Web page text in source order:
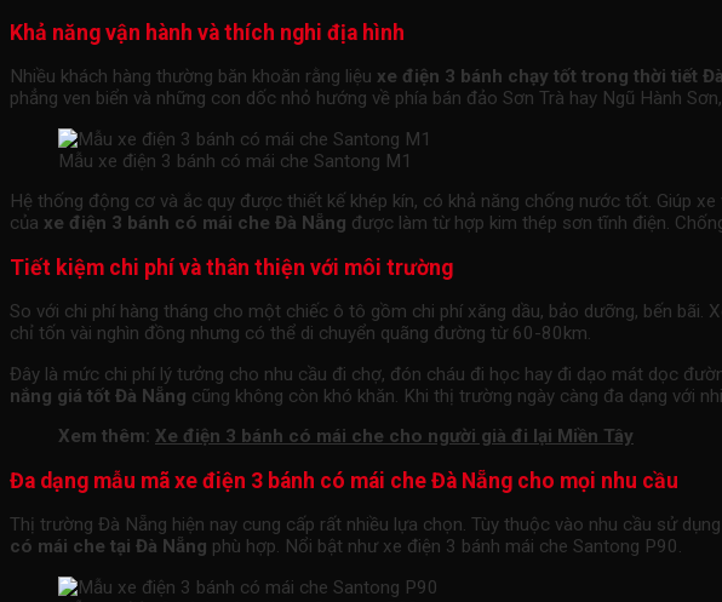
Khả năng vận hành và thích nghi địa hình
Nhiều khách hàng thường băn khoăn rằng liệu xe điện 3 bánh chạy tốt trong thời tiết
phẳng ven biển và những con dốc nhỏ hướng về phía bán đảo Sơn Trà hay Ngũ Hành
Mẫu xe điện 3 bánh có mái che Santong M1
Hệ thống động cơ và ắc quy được thiết kế khép kín, có khả năng chống nước tốt. Giúp
của xe điện 3 bánh có mái che Đà Nẵng được làm từ hợp kim thép sơn tĩnh điện.
Tiết kiệm chi phí và thân thiện với môi trường
So với chi phí hàng tháng cho một chiếc ô tô gồm chi phí xăng dầu, bảo dưỡng, bến
chỉ tốn vài nghìn đồng nhưng có thể di chuyển quãng đường từ 60-80km.
Đây là mức chi phí lý tưởng cho nhu cầu đi chợ, đón cháu đi học hay đi dạo mát dọc
nắng giá tốt Đà Nẵng cũng không còn khó khăn. Khi thị trường ngày càng đa dạng với
Xem thêm: Xe điện 3 bánh có mái che cho người già đi lại Miền Tây
Đa dạng mẫu mã xe điện 3 bánh có mái che Đà Nẵng cho mọi nhu cầu
Thị trường Đà Nẵng hiện nay cung cấp rất nhiều lựa chọn. Tùy thuộc vào nhu cầu sử
có mái che tại Đà Nẵng phù hợp. Nổi bật như xe điện 3 bánh mái che Santong P90.